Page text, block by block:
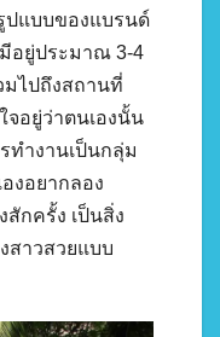
ปแบบของแบรนด์
อยู่ประมาณ 3-4
ไปถึงสถานที่
จอยู่ว่าตนเองนั้น
ทำงานเป็นกลุ่ม
งอยากลอง
สักครั้ง เป็นสิ่ง
สาวสวยแบบ